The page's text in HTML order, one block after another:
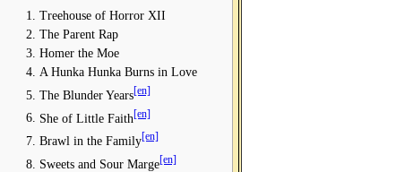
Treehouse of Horror XII
The Parent Rap
Homer the Moe
A Hunka Hunka Burns in Love
The Blunder Years [en]
She of Little Faith[en]
Brawl in the Family [en]
Sweets and Sour Marge [en]